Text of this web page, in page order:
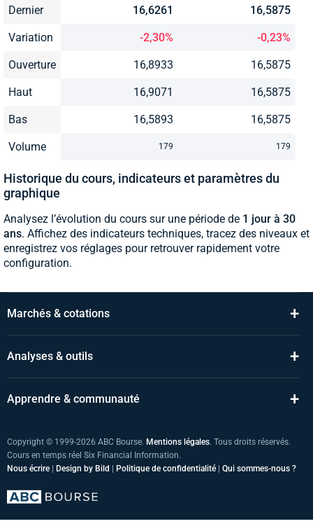
Dernier 16,6261 16,5875
Variation -2,30% -0,23%
Ouverture 16,8933 16,5875
Haut 16,9071 16,5875
Bas 16,5893 16,5875
Volume 179 179
Historique du cours, indicateurs et paramètres du
graphique
Analysez l’évolution du cours sur une période de 1 jour à 30
ans. Affichez des indicateurs techniques, tracez des niveaux et
enregistrez vos réglages pour retrouver rapidement votre
configuration.
Marchés & cotations +
Analyses & outils +
Apprendre & communauté +
Copyright © 1999-2026 ABC Bourse. Mentions légales. Tous droits réservés.
Cours en temps réel Six Financial Information.
Nous écrire
Design by Bild Politique de confidentialité Qui sommes-nous ?